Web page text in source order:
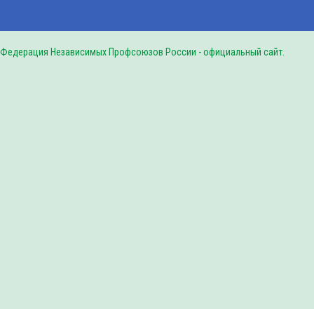
Федерация Независимых Профсоюзов России - официальный сайт.